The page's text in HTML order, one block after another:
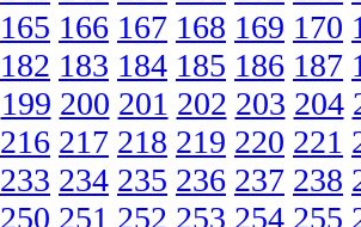
165 166 167 168 169 170
182 183 184 185 186 187
199 200 201 202 203 204
216 217 218 219 220 221
233 234 235 236 237 238
250 251 252 253 254 255